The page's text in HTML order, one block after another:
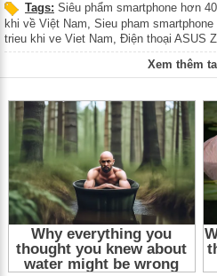
Tags: Siêu phẩm smartphone hơn
khi về Việt Nam Sieu pham
trieu khi ve Viet Nam Điện thoại ASUS
zenphone 5z,Dien thoai ASUS
điện thoại di động asus
Zenphone 5z
Xem thêm